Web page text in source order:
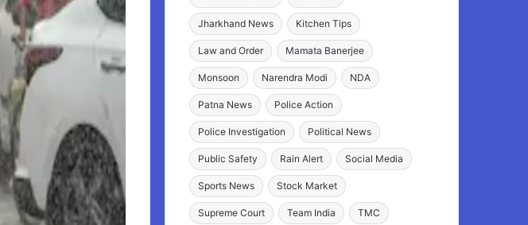
Jharkhand News Kitchen Tips
Law and Order Mamata Banerjee
Monsoon Narendra Modi NDA
Patna News Police Action
Police Investigation Political News
Public Safety Rain Alert Social Media
Sports News Stock Market
Supreme Court Team India TMC